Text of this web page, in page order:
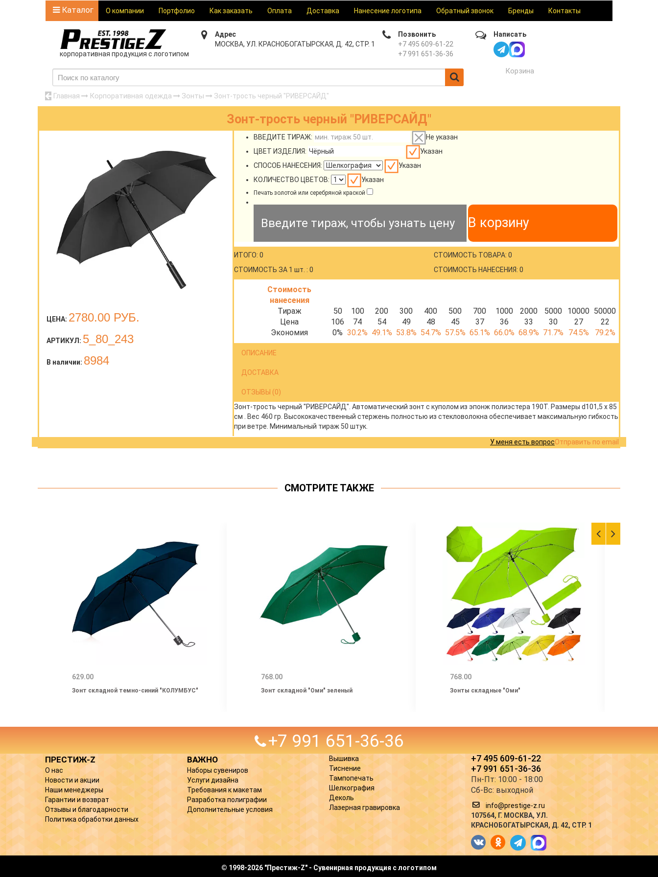
Каталог О компании Портфолио Как заказать Оплата Доставка Нанесение логотипа Обратный звонок Бренды Контакты
корпоративная продукция с логотипом
Адрес
МОСКВА, УЛ. КРАСНОБОГАТЫРСКАЯ, Д. 42, СТР. 1
Позвонить
+7 495 609-61-22
+7 991 651-36-36
Написать
Корзина
Главная Корпоративная одежда Зонты Зонт-трость черный "РИВЕРСАЙД"
Зонт-трость черный "РИВЕРСАЙД"
ЦЕНА: 2780.00 РУБ.
АРТИКУЛ: 5_80_243
В наличии: 8984
ВВЕДИТЕ ТИРАЖ:
Не указан
ЦВЕТ ИЗДЕЛИЯ:
Указан
СПОСОБ НАНЕСЕНИЯ:
Указан
КОЛИЧЕСТВО ЦВЕТОВ:
Указан
Печать золотой или серебряной краской
Введите тираж, чтобы узнать цену В корзину
ИТОГО: 0
СТОИМОСТЬ ЗА 1 шт. : 0
СТОИМОСТЬ ТОВАРА: 0
СТОИМОСТЬ НАНЕСЕНИЯ: 0
Стоимость
нанесения
Тираж
50 100 200 300 400 500 700 1000 2000 5000 10000 50000
Цена
106 74 54 49 48 45 37 36 33 30 27
22
Экономия
0% 30.2% 49.1% 53.8% 54.7% 57.5% 65.1% 66.0% 68.9% 71.7% 74.5% 79.2%
ОПИСАНИЕ
ДОСТАВКА
ОТЗЫВЫ (0)
Зонт-трость черный "РИВЕРСАЙД". Автоматический зонт с куполом из эпонж полиэстера 190Т. Размеры d101,5 х 85
см . Вес 460 гр. Высококачественный стержень полностью из стекловолокна обеспечивает максимальную гибкость
при ветре. Минимальный тираж 50 штук.
Отправить по email
У меня есть вопрос
СМОТРИТЕ ТАКЖЕ
629.00
Зонт складной темно-синий "КОЛУМБУС"
768.00
Зонт складной "Оми" зеленый
768.00
Зонты складные "Оми"
+7 991 651-36-36
ПРЕСТИЖ-Z
О нас
Новости и акции
Наши менеджеры
Гарантии и возврат
Отзывы и благодарности
Политика обработки данных
ВАЖНО
Наборы сувениров
Услуги дизайна
Требования к макетам
Разработка полиграфии
Дополнительные условия
Вышивка
Тиснение
Тампопечать
Шелкография
Деколь
Лазерная гравировка
+7 495 609-61-22
+7 991 651-36-36
Пн-Пт: 10:00 - 18:00
Сб-Вс: выходной
info@prestige-z.ru
107564, Г. МОСКВА, УЛ.
КРАСНОБОГАТЫРСКАЯ, Д. 42, СТР. 1
© 1998-2026 "Престиж-Z" - Сувенирная продукция с логотипом